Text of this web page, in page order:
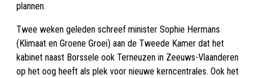
plannen.
Twee weken geleden schreef minister Sophie Hermans
(Klimaat en Groene Groei) aan de Tweede Kamer dat het
kabinet naast Borssele ook Terneuzen in Zeeuws-Vlaanderen
op het oog heeft als plek voor nieuwe kerncentrales. Ook het